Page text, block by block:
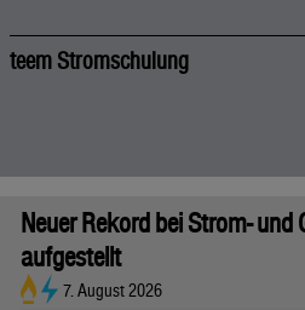
teem Stromschulung
Neuer Rekord bei Strom- und
aufgestellt
7. August 2026